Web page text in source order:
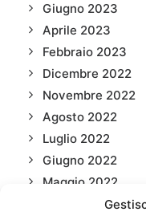
Giugno 2023
Aprile 2023
Febbraio 2023
Dicembre 2022
Novembre 2022
Agosto 2022
Luglio 2022
Giugno 2022
Maggio 2022
Aprile 2022